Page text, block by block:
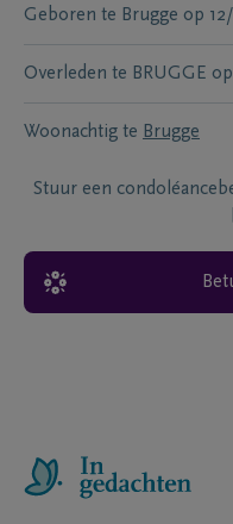
Geboren te Brugge op
Overleden te BRUGGE op
Woonachtig te Brugge
Stuur een